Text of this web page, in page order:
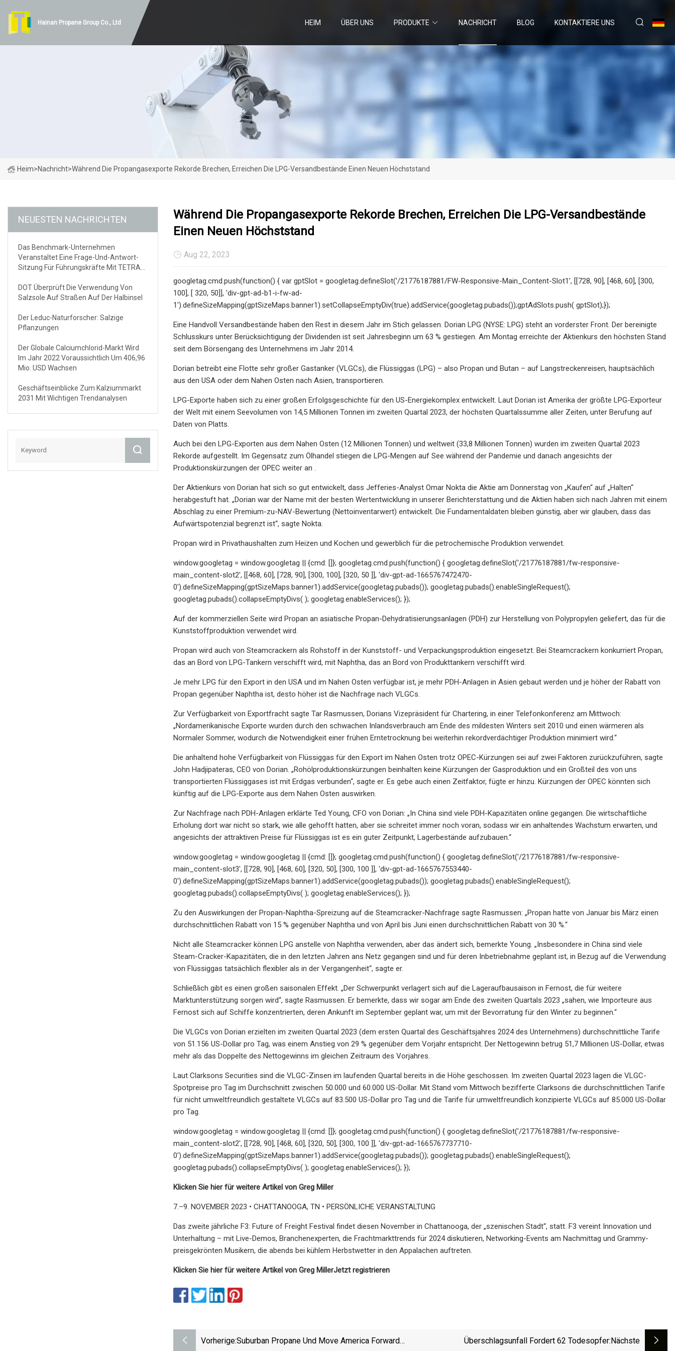
Hainan Propane Group Co., Ltd HEIM ÜBER UNS PRODUKTE NACHRICHT BLOG KONTAKTIERE UNS
Heim>Nachricht>Während Die Propangasexporte Rekorde Brechen, Erreichen Die LPG-Versandbestände Einen Neuen Höchststand
NEUESTEN NACHRICHTEN
Das Benchmark-Unternehmen
Veranstaltet Eine Frage-Und-Antwort-
Sitzung Für Führungskräfte Mit TETRA
DOT Überprüft Die Verwendung Von
Salzsole Auf Straßen Auf Der Halbinsel
Der Leduc-Naturforscher: Salzige
Pflanzungen
Der Globale Calciumchlorid-Markt Wird
Im Jahr 2022 Voraussichtlich Um 406,96
Mio. USD Wachsen
Geschäftseinblicke Zum Kalziummarkt
2031 Mit Wichtigen Trendanalysen
Während Die Propangasexporte Rekorde Brechen, Erreichen Die LPG-Versandbestände
Einen Neuen Höchststand
Aug 22, 2023
googletag.cmd.push(function() { var gptSlot = googletag.defineSlot('/21776187881/FW-Responsive-Main_Content-Slot1', [[728, 90], [468, 60], [300,
100], [ 320, 50]], 'div-gpt-ad-b1-i-fw-ad-
1').defineSizeMapping(gptSizeMaps.banner1).setCollapseEmptyDiv(true).addService(googletag.pubads());gptAdSlots.push( gptSlot);});
Eine Handvoll Versandbestände haben den Rest in diesem Jahr im Stich gelassen. Dorian LPG (NYSE: LPG) steht an vorderster Front. Der bereinigte
Schlusskurs unter Berücksichtigung der Dividenden ist seit Jahresbeginn um 63 % gestiegen. Am Montag erreichte der Aktienkurs den höchsten Stand
seit dem Börsengang des Unternehmens im Jahr 2014.
Dorian betreibt eine Flotte sehr großer Gastanker (VLGCs), die Flüssiggas (LPG) – also Propan und Butan – auf Langstreckenreisen, hauptsächlich
aus den USA oder dem Nahen Osten nach Asien, transportieren.
LPG-Exporte haben sich zu einer großen Erfolgsgeschichte für den US-Energiekomplex entwickelt. Laut Dorian ist Amerika der größte LPG-Exporteur
der Welt mit einem Seevolumen von 14,5 Millionen Tonnen im zweiten Quartal 2023, der höchsten Quartalssumme aller Zeiten, unter Berufung auf
Daten von Platts.
Auch bei den LPG-Exporten aus dem Nahen Osten (12 Millionen Tonnen) und weltweit (33,8 Millionen Tonnen) wurden im zweiten Quartal 2023
Rekorde aufgestellt. Im Gegensatz zum Ölhandel stiegen die LPG-Mengen auf See während der Pandemie und danach angesichts der
Produktionskürzungen der OPEC weiter an .
Der Aktienkurs von Dorian hat sich so gut entwickelt, dass Jefferies-Analyst Omar Nokta die Aktie am Donnerstag von „Kaufen“ auf „Halten“
herabgestuft hat. „Dorian war der Name mit der besten Wertentwicklung in unserer Berichterstattung und die Aktien haben sich nach Jahren mit einem
Abschlag zu einer Premium-zu-NAV-Bewertung (Nettoinventarwert) entwickelt. Die Fundamentaldaten bleiben günstig, aber wir glauben, dass das
Aufwärtspotenzial begrenzt ist“, sagte Nokta.
Propan wird in Privathaushalten zum Heizen und Kochen und gewerblich für die petrochemische Produktion verwendet.
window.googletag = window.googletag || {cmd: []}; googletag.cmd.push(function() { googletag.defineSlot('/21776187881/fw-responsive-
main_content-slot2', [[468, 60], [728, 90], [300, 100], [320, 50 ]], 'div-gpt-ad-1665767472470-
0').defineSizeMapping(gptSizeMaps.banner1).addService(googletag.pubads()); googletag.pubads().enableSingleRequest();
googletag.pubads().collapseEmptyDivs( ); googletag.enableServices(); });
Auf der kommerziellen Seite wird Propan an asiatische Propan-Dehydratisierungsanlagen (PDH) zur Herstellung von Polypropylen geliefert, das für die
Kunststoffproduktion verwendet wird.
Propan wird auch von Steamcrackern als Rohstoff in der Kunststoff- und Verpackungsproduktion eingesetzt. Bei Steamcrackern konkurriert Propan,
das an Bord von LPG-Tankern verschifft wird, mit Naphtha, das an Bord von Produkttankern verschifft wird.
Je mehr LPG für den Export in den USA und im Nahen Osten verfügbar ist, je mehr PDH-Anlagen in Asien gebaut werden und je höher der Rabatt von
Propan gegenüber Naphtha ist, desto höher ist die Nachfrage nach VLGCs.
Zur Verfügbarkeit von Exportfracht sagte Tar Rasmussen, Dorians Vizepräsident für Chartering, in einer Telefonkonferenz am Mittwoch:
„Nordamerikanische Exporte wurden durch den schwachen Inlandsverbrauch am Ende des mildesten Winters seit 2010 und einen wärmeren als
Normaler Sommer, wodurch die Notwendigkeit einer frühen Erntetrocknung bei weiterhin rekordverdächtiger Produktion minimiert wird.“
Die anhaltend hohe Verfügbarkeit von Flüssiggas für den Export im Nahen Osten trotz OPEC-Kürzungen sei auf zwei Faktoren zurückzuführen, sagte
John Hadjipateras, CEO von Dorian. „Rohölproduktionskürzungen beinhalten keine Kürzungen der Gasproduktion und ein Großteil des von uns
transportierten Flüssiggases ist mit Erdgas verbunden“, sagte er. Es gebe auch einen Zeitfaktor, fügte er hinzu. Kürzungen der OPEC könnten sich
künftig auf die LPG-Exporte aus dem Nahen Osten auswirken.
Zur Nachfrage nach PDH-Anlagen erklärte Ted Young, CFO von Dorian: „In China sind viele PDH-Kapazitäten online gegangen. Die wirtschaftliche
Erholung dort war nicht so stark, wie alle gehofft hatten, aber sie schreitet immer noch voran, sodass wir ein anhaltendes Wachstum erwarten, und
angesichts der attraktiven Preise für Flüssiggas ist es ein guter Zeitpunkt, Lagerbestände aufzubauen.“
window.googletag = window.googletag || {cmd: []}; googletag.cmd.push(function() { googletag.defineSlot('/21776187881/fw-responsive-
main_content-slot3', [[728, 90], [468, 60], [320, 50], [300, 100 ]], 'div-gpt-ad-1665767553440-
0').defineSizeMapping(gptSizeMaps.banner1).addService(googletag.pubads()); googletag.pubads().enableSingleRequest();
googletag.pubads().collapseEmptyDivs( ); googletag.enableServices(); });
Zu den Auswirkungen der Propan-Naphtha-Spreizung auf die Steamcracker-Nachfrage sagte Rasmussen: „Propan hatte von Januar bis März einen
durchschnittlichen Rabatt von 15 % gegenüber Naphtha und von April bis Juni einen durchschnittlichen Rabatt von 30 %.“
Nicht alle Steamcracker können LPG anstelle von Naphtha verwenden, aber das ändert sich, bemerkte Young. „Insbesondere in China sind viele
Steam-Cracker-Kapazitäten, die in den letzten Jahren ans Netz gegangen sind und für deren Inbetriebnahme geplant ist, in Bezug auf die Verwendung
von Flüssiggas tatsächlich flexibler als in der Vergangenheit“, sagte er.
Schließlich gibt es einen großen saisonalen Effekt. „Der Schwerpunkt verlagert sich auf die Lageraufbausaison in Fernost, die für weitere
Marktunterstützung sorgen wird“, sagte Rasmussen. Er bemerkte, dass wir sogar am Ende des zweiten Quartals 2023 „sahen, wie Importeure aus
Fernost sich auf Schiffe konzentrierten, deren Ankunft im September geplant war, um mit der Bevorratung für den Winter zu beginnen.“
Die VLGCs von Dorian erzielten im zweiten Quartal 2023 (dem ersten Quartal des Geschäftsjahres 2024 des Unternehmens) durchschnittliche Tarife
von 51.156 US-Dollar pro Tag, was einem Anstieg von 29 % gegenüber dem Vorjahr entspricht. Der Nettogewinn betrug 51,7 Millionen US-Dollar, etwas
mehr als das Doppelte des Nettogewinns im gleichen Zeitraum des Vorjahres.
Laut Clarksons Securities sind die VLGC-Zinsen im laufenden Quartal bereits in die Höhe geschossen. Im zweiten Quartal 2023 lagen die VLGC-
Spotpreise pro Tag im Durchschnitt zwischen 50.000 und 60.000 US-Dollar. Mit Stand vom Mittwoch bezifferte Clarksons die durchschnittlichen Tarife
für nicht umweltfreundlich gestaltete VLGCs auf 83.500 US-Dollar pro Tag und die Tarife für umweltfreundlich konzipierte VLGCs auf 85.000 US-Dollar
pro Tag.
window.googletag = window.googletag || {cmd: []}; googletag.cmd.push(function() { googletag.defineSlot('/21776187881/fw-responsive-
main_content-slot2', [[728, 90], [468, 60], [320, 50], [300, 100 ]], 'div-gpt-ad-1665767737710-
0').defineSizeMapping(gptSizeMaps.banner1).addService(googletag.pubads()); googletag.pubads().enableSingleRequest();
googletag.pubads().collapseEmptyDivs( ); googletag.enableServices(); });
Klicken Sie hier für weitere Artikel von Greg Miller
7.–9. NOVEMBER 2023 • CHATTANOOGA, TN • PERSÖNLICHE VERANSTALTUNG
Das zweite jährliche F3: Future of Freight Festival findet diesen November in Chattanooga, der „szenischen Stadt“, statt. F3 vereint Innovation und
Unterhaltung – mit Live-Demos, Branchenexperten, die Frachtmarkttrends für 2024 diskutieren, Networking-Events am Nachmittag und Grammy-
preisgekrönten Musikern, die abends bei kühlem Herbstwetter in den Appalachen auftreten.
Klicken Sie hier für weitere Artikel von Greg MillerJetzt registrieren
Vorherige:Suburban Propane Und Move America Forward
Überschlagsunfall Fordert 62 Todesopfer:nächste